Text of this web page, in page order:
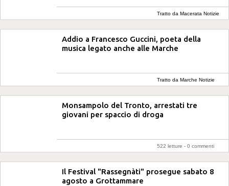
Tratto da Macerata Notizie
Addio a Francesco Guccini, poeta della
musica legato anche alle Marche
Tratto da Marche Notizie
Monsampolo del Tronto, arrestati tre
giovani per spaccio di droga
522 letture - 0 commenti
Il Festival "Rassegnàti" prosegue sabato 8
agosto a Grottammare